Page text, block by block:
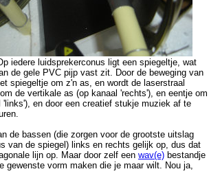
iedere luidsprekerconus ligt een spiegeltje, wat
de gele PVC pijp vast zit. Door de beweging van
spiegeltje om z'n as, en wordt de laserstraal
de vertikale as (op kanaal 'rechts'), en eentje om
'links'), en door een creatief stukje muziek af te
de bassen (die zorgen voor de grootste uitslag
van de spiegel) links en rechts gelijk op, dus dat
lijn op. Maar door zelf een wav(e) bestandje
gewenste vorm maken die je maar wilt. Nou ja,